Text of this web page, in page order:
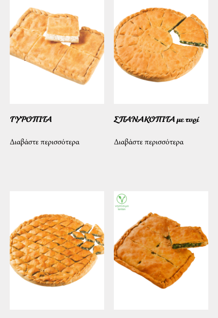
ΤΥΡΟΠΙΤΑ
Διαβάστε περισσότερα
ΣΠΑΝΑΚΟΠΙΤΑ με τυρί
Διαβάστε περισσότερα